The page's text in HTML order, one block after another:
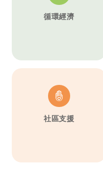
循環經濟
社區支援